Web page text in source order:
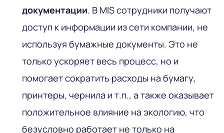
документации. В MIS сотрудники получают
доступ к информации из сети компании, не
используя бумажные документы. Это не
только ускоряет весь процесс, но и
помогает сократить расходы на бумагу,
принтеры, чернила и т.п., а также оказывает
положительное влияние на экологию, что
безусловно работает не только на